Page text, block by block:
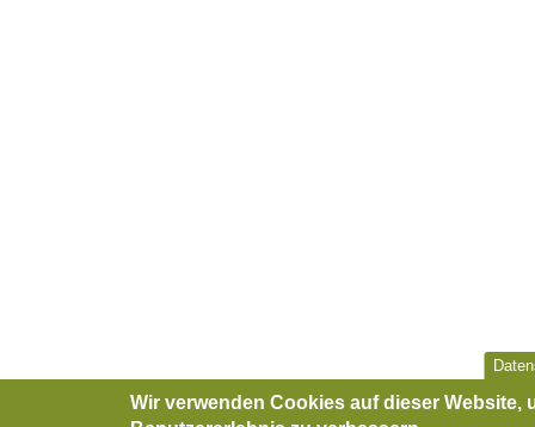
Wir verwenden Cookies auf dieser Website,